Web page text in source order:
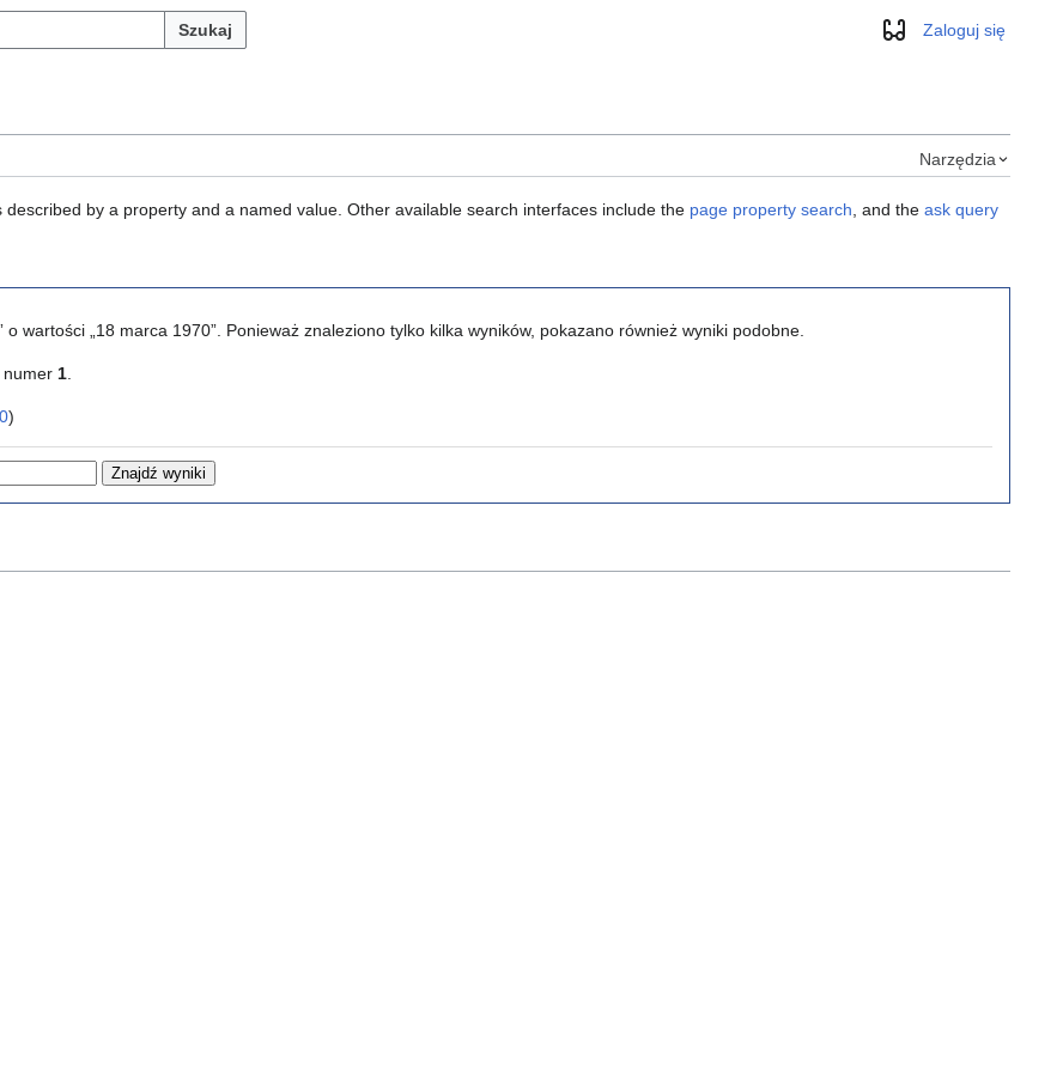
Szukaj WyglądZaloguj się
Narzędzia
described by a property and a named value. Other available search interfaces include the page property search , and the ask query
o wartości „18 marca 1970”. Ponieważ znaleziono tylko kilka wyników, pokazano również wyniki podobne.
numer 1
)